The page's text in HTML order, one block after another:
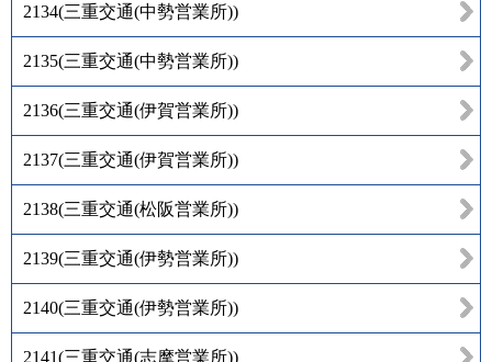
2134(三重交通(中勢営業所))
2135(三重交通(中勢営業所))
2136(三重交通(伊賀営業所))
2137(三重交通(伊賀営業所))
2138(三重交通(松阪営業所))
2139(三重交通(伊勢営業所))
2140(三重交通(伊勢営業所))
2141(三重交通(志摩営業所))